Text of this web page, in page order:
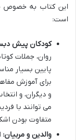
این کتاب به خصوص
است:
کودکان پیش
روان، جملات
پایین بسیار
برای آموزش
و دیگران، و
می توانند با
متفاوت بودن
والدین و مربیان: